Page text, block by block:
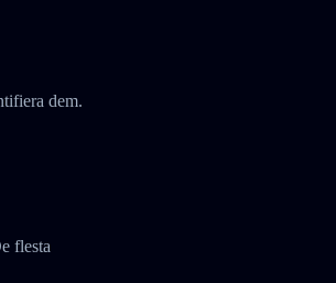
dem.
flesta